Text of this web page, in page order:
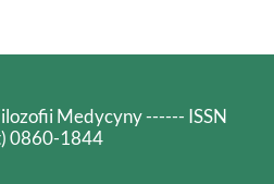
Medycyny ------ ISSN
0860-1844